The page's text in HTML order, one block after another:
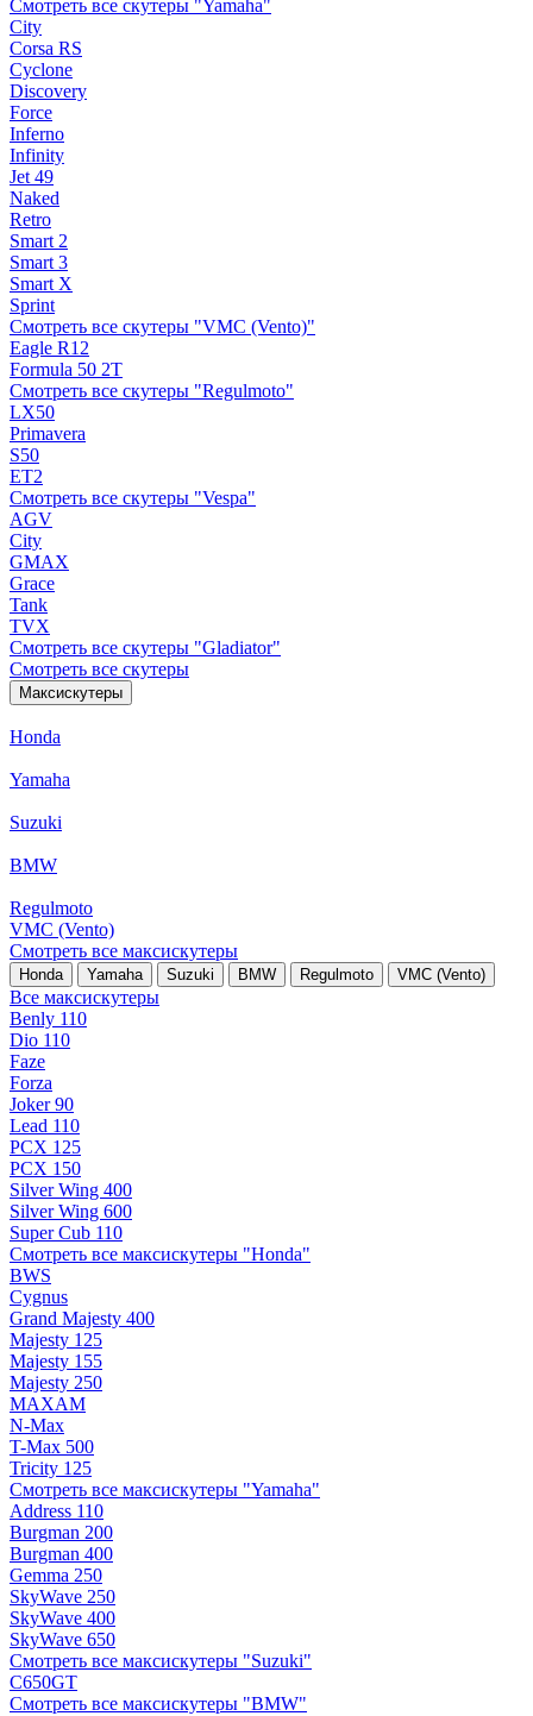
Смотреть все скутеры "Yamaha"
City
Corsa RS
Cyclone
Discovery
Force
Inferno
Infinity
Jet 49
Naked
Retro
Smart 2
Smart 3
Smart X
Sprint
Смотреть все скутеры "VMC (Vento)"
Eagle R12
Formula 50 2Т
Смотреть все скутеры "Regulmoto"
LX50
Primavera
S50
ET2
Смотреть все скутеры "Vespa"
AGV
City
GMAX
Grace
Tank
TVX
Смотреть все скутеры "Gladiator"
Смотреть все скутеры
Максискутеры
Honda
Yamaha
Suzuki
BMW
Regulmoto
VMC (Vento)
Смотреть все максискутеры
Honda Yamaha Suzuki BMW Regulmoto VMC (Vento)
Все максискутеры
Benly 110
Dio 110
Faze
Forza
Joker 90
Lead 110
PCX 125
PCX 150
Silver Wing 400
Silver Wing 600
Super Cub 110
Смотреть все максискутеры "Honda"
BWS
Cygnus
Grand Majesty 400
Majesty 125
Majesty 155
Majesty 250
MAXAM
N-Max
T-Max 500
Tricity 125
Смотреть все максискутеры "Yamaha"
Address 110
Burgman 200
Burgman 400
Gemma 250
SkyWave 250
SkyWave 400
SkyWave 650
Смотреть все максискутеры "Suzuki"
C650GT
Смотреть все максискутеры "BMW"